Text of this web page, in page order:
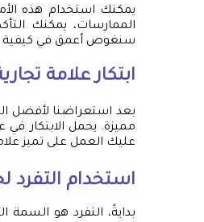
يمكنك استخدام هذه
الممارسات، يمكنك
سنغوص أعمق في كيفية
ابتكار علامة
بعد استعراضنا لأفضل
مميزة. يحمل الابتكار
عليك العمل على تميز
استخدام التفرد
بدايةً، التفرد هو